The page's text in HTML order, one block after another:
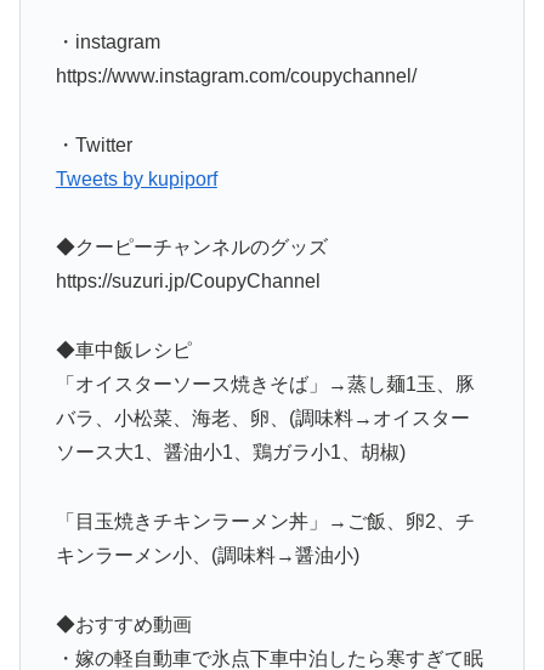
・instagram
https://www.instagram.com/coupychannel/
・Twitter
Tweets by kupiporf
◆クーピーチャンネルのグッズ
https://suzuri.jp/CoupyChannel
◆車中飯レシピ
「オイスターソース焼きそば」→蒸し麺1玉、豚
バラ、小松菜、海老、卵、(調味料→オイスター
ソース大1、醤油小1、鶏ガラ小1、胡椒)
「目玉焼きチキンラーメン丼」→ご飯、卵2、チ
キンラーメン小、(調味料→醤油小)
◆おすすめ動画
・嫁の軽自動車で氷点下車中泊したら寒すぎて眠